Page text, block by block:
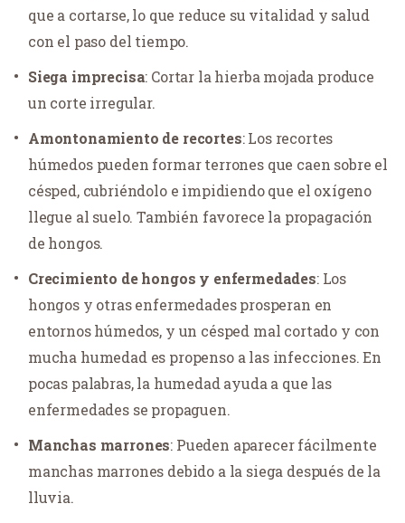
que a cortarse, lo que reduce su vitalidad y salud
con el paso del tiempo.
Siega imprecisa: Cortar la hierba mojada produce
un corte irregular.
Amontonamiento de recortes: Los recortes
húmedos pueden formar terrones que caen sobre el
césped, cubriéndolo e impidiendo que el oxígeno
llegue al suelo. También favorece la propagación
de hongos.
Crecimiento de hongos y enfermedades: Los
hongos y otras enfermedades prosperan en
entornos húmedos, y un césped mal cortado y con
mucha humedad es propenso a las infecciones. En
pocas palabras, la humedad ayuda a que las
enfermedades se propaguen.
Manchas marrones: Pueden aparecer fácilmente
manchas marrones debido a la siega después de la
lluvia.